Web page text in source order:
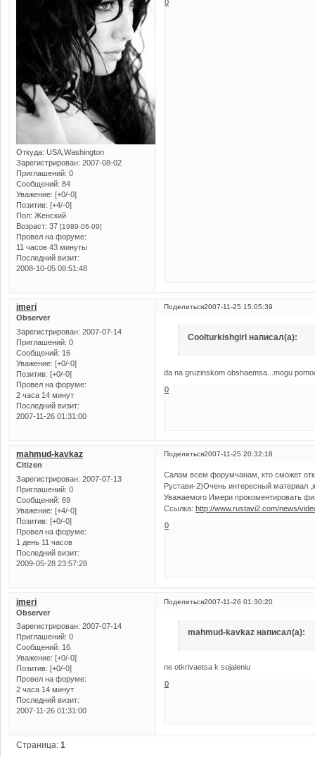
Откуда: USA,Washington
Зарегистрирован: 2007-08-02
Приглашений: 0
Сообщений: 84
Уважение: [+0/-0]
Позитив: [+4/-0]
Пол: Женский
Возраст: 37 [1989-06-09]
Провел на форуме:
11 часов 43 минуты
Последний визит:
2008-10-05 08:51:48
0
Поделиться2007-11-25 15:05:39
imeri
Observer
Зарегистрирован: 2007-07-14
Приглашений: 0
Сообщений: 16
Уважение: [+0/-0]
Позитив: [+0/-0]
Провел на форуме:
2 часа 14 минут
Последний визит:
2007-11-26 01:31:00
Coolturkishgirl написал(а):
da na gruzinskom obshaemsa...mogu
0
Поделиться2007-11-25 20:32:18
mahmud-kavkaz
Citizen
Зарегистрирован: 2007-07-13
Приглашений: 0
Сообщений: 69
Уважение: [+4/-0]
Позитив: [+0/-0]
Провел на форуме:
1 день 11 часов
Последний визит:
2009-05-28 23:57:28
Салам всем форумчанам, кто сможет
Рустави-2)Очень интересный материал
Уважаемого Имери прокоментировать
Ссылка:http://www.rustavi2.com/news/
0
Поделиться2007-11-26 01:30:20
imeri
Observer
Зарегистрирован: 2007-07-14
Приглашений: 0
Сообщений: 16
Уважение: [+0/-0]
Позитив: [+0/-0]
Провел на форуме:
2 часа 14 минут
Последний визит:
2007-11-26 01:31:00
mahmud-kavkaz написал(а):
ne otkrivaetsa k sojaleniu
0
Страница:1